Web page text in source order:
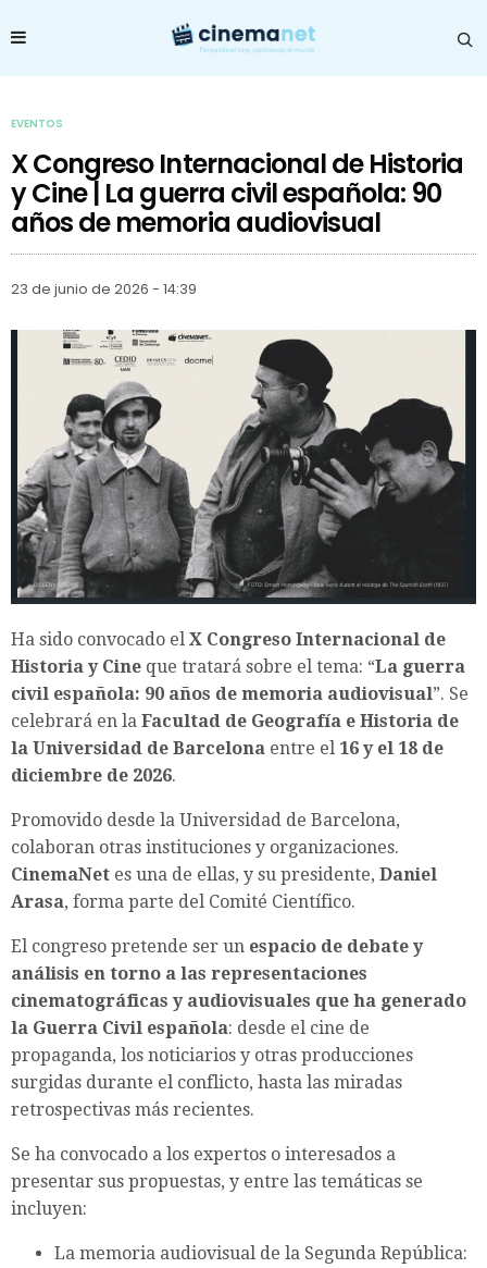
EVENTOS
X Congreso Internacional de Historia
y Cine | La guerra civil española: 90
años de memoria audiovisual
23 de junio de 2026 - 14:39
Ha sido convocado el X Congreso Internacional de
Historia y Cine que tratará sobre el tema: “La guerra
civil española: 90 años de memoria audiovisual”. Se
celebrará en la Facultad de Geografía e Historia de
la Universidad de Barcelona entre el 16 y el 18 de
diciembre de 2026.
Promovido desde la Universidad de Barcelona,
colaboran otras instituciones y organizaciones.
CinemaNet es una de ellas, y su presidente, Daniel
Arasa, forma parte del Comité Científico.
El congreso pretende ser un espacio de debate y
análisis en torno a las representaciones
cinematográficas y audiovisuales que ha generado
la Guerra Civil española: desde el cine de
propaganda, los noticiarios y otras producciones
surgidas durante el conflicto, hasta las miradas
retrospectivas más recientes.
Se ha convocado a los expertos o interesados a
presentar sus propuestas, y entre las temáticas se
incluyen:
La memoria audiovisual de la Segunda República: